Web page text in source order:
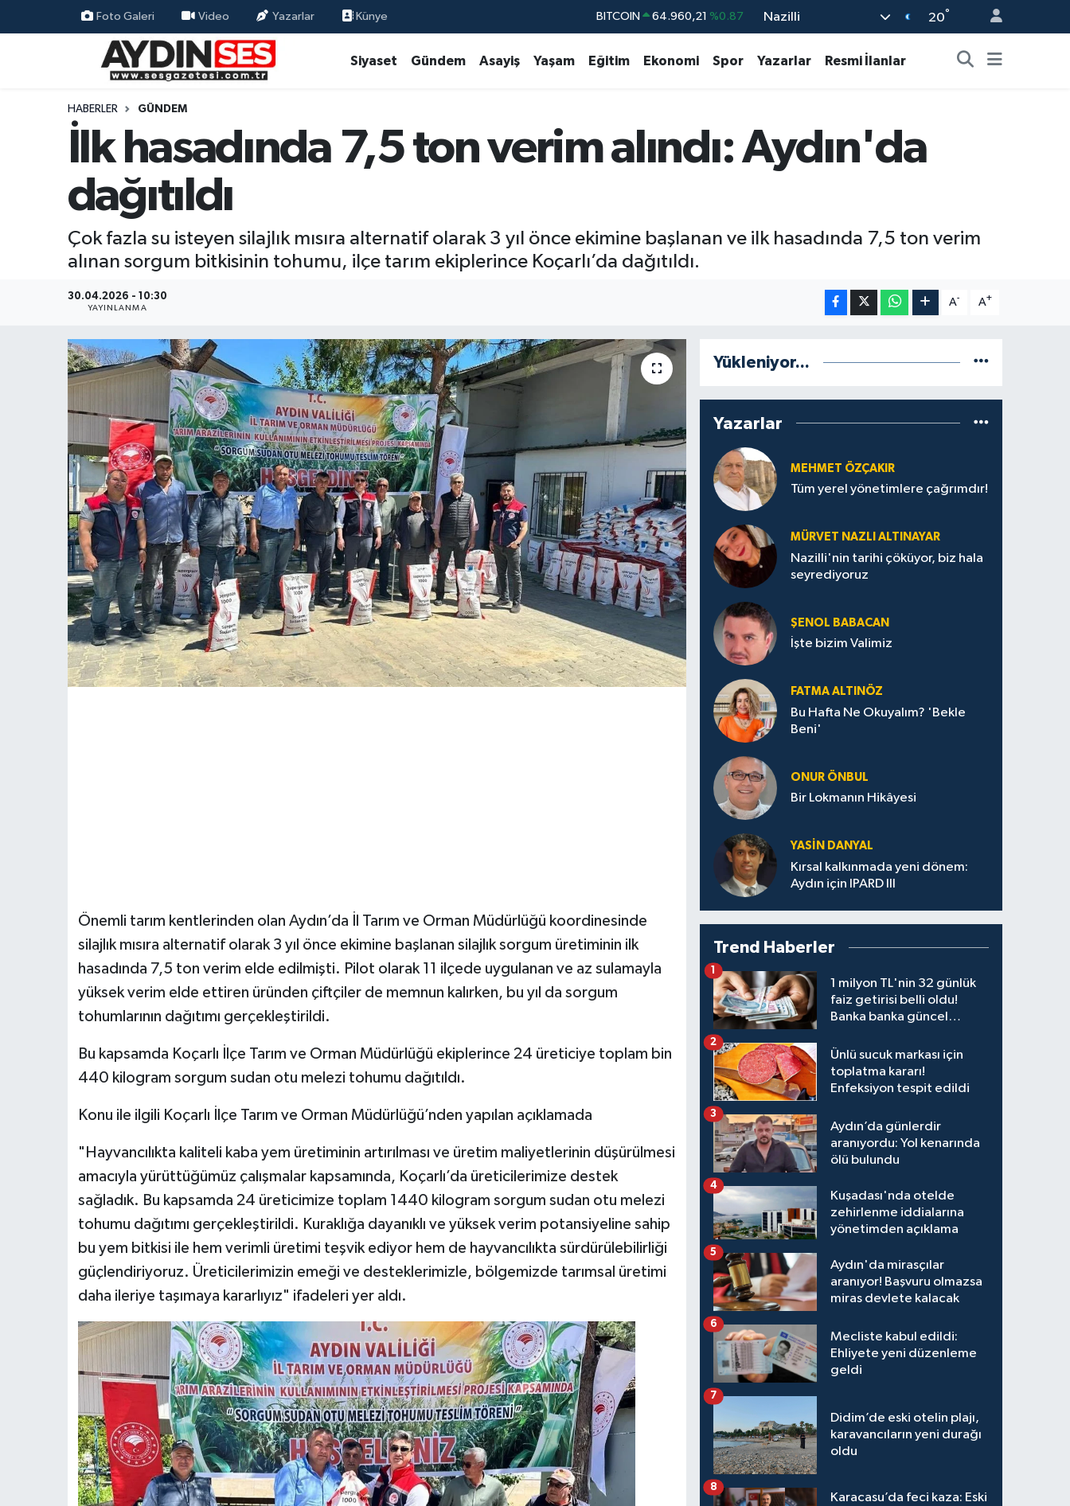
Foto Galeri Video Yazarlar Künye DOLAR 47,7436 %0.18
BİST100 13.779
BITCOIN 64.960,21 %0.87
Nazilli 20°
Siyaset Gündem Asayiş Yaşam Eğitim Ekonomi Spor Yazarlar Resmi İlanlar
HABERLER GÜNDEM
İlk hasadında 7,5 ton verim alındı: Aydın'da
dağıtıldı
Çok fazla su isteyen silajlık mısıra alternatif olarak 3 yıl önce ekimine başlanan ve ilk hasadında 7,5 ton verim
alınan sorgum bitkisinin tohumu, ilçe tarım ekiplerince Koçarlı’da dağıtıldı.
30.04.2026 - 10:30
YAYINLANMA
A- A+
Önemli tarım kentlerinden olan Aydın’da İl Tarım ve Orman Müdürlüğü koordinesinde
silajlık mısıra alternatif olarak 3 yıl önce ekimine başlanan silajlık sorgum üretiminin ilk
hasadında 7,5 ton verim elde edilmişti. Pilot olarak 11 ilçede uygulanan ve az sulamayla
yüksek verim elde ettiren üründen çiftçiler de memnun kalırken, bu yıl da sorgum
tohumlarının dağıtımı gerçekleştirildi.
Bu kapsamda Koçarlı İlçe Tarım ve Orman Müdürlüğü ekiplerince 24 üreticiye toplam bin
440 kilogram sorgum sudan otu melezi tohumu dağıtıldı.
Konu ile ilgili Koçarlı İlçe Tarım ve Orman Müdürlüğü’nden yapılan açıklamada
"Hayvancılıkta kaliteli kaba yem üretiminin artırılması ve üretim maliyetlerinin düşürülmesi
amacıyla yürüttüğümüz çalışmalar kapsamında, Koçarlı’da üreticilerimize destek
sağladık. Bu kapsamda 24 üreticimize toplam 1440 kilogram sorgum sudan otu melezi
tohumu dağıtımı gerçekleştirildi. Kuraklığa dayanıklı ve yüksek verim potansiyeline sahip
bu yem bitkisi ile hem verimli üretimi teşvik ediyor hem de hayvancılıkta sürdürülebilirliği
güçlendiriyoruz. Üreticilerimizin emeği ve desteklerimizle, bölgemizde tarımsal üretimi
daha ileriye taşımaya kararlıyız" ifadeleri yer aldı.
Yükleniyor...
Yazarlar
MEHMET ÖZÇAKIR
Tüm yerel yönetimlere çağrımdır!
MÜRVET NAZLI ALTINAYAR
Nazilli'nin tarihi çöküyor, biz hala
seyrediyoruz
ŞENOL BABACAN
İşte bizim Valimiz
FATMA ALTINÖZ
Bu Hafta Ne Okuyalım? 'Bekle
Beni'
ONUR ÖNBUL
Bir Lokmanın Hikâyesi
YASIN DANYAL
Kırsal kalkınmada yeni dönem:
Aydın için IPARD III
Trend Haberler
1 milyon TL'nin 32 günlük
faiz getirisi belli oldu!
Banka banka güncel
1
Ünlü sucuk markası için
toplatma kararı!
Enfeksiyon tespit edildi
2
Aydın’da günlerdir
aranıyordu: Yol kenarında
ölü bulundu
3
Kuşadası'nda otelde
zehirlenme iddialarına
yönetimden açıklama
4
Aydın'da mirasçılar
aranıyor! Başvuru olmazsa
miras devlete kalacak
5
Mecliste kabul edildi:
Ehliyete yeni düzenleme
geldi
6
Didim’de eski otelin plajı,
karavancıların yeni durağı
oldu
7
Karacasu’da feci kaza: Eski
8
Ekonomi
Eğitim
Kültür Sanat
Spor
Aydın Nöbetçi Eczaneler
Aydın Hava Durumu
Aydin Namaz Vakitleri
Aydın Trafik Yoğunluk Haritası
Süper Lig Puan Durumu ve Fikstür
Tüm Manşetler
Son Dakika Haberleri
Haber Arşivi